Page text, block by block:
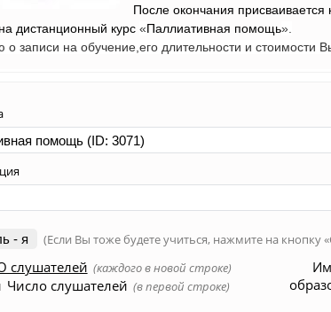
После окончания
дистанционный курс«Паллиативная помощь».
записи на обучение,его длительности и стоимости
- я (Если Вы тоже будете учиться, нажмите на кнопку
слушателей (каждого в новой строке)
Число слушателей (в первой строке)